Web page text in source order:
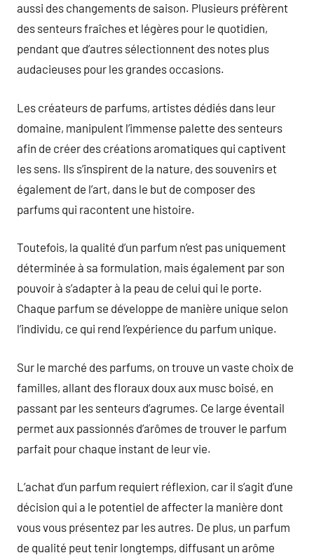
aussi des changements de saison. Plusieurs préfèrent
des senteurs fraîches et légères pour le quotidien,
pendant que d’autres sélectionnent des notes plus
audacieuses pour les grandes occasions.
Les créateurs de parfums, artistes dédiés dans leur
domaine, manipulent l’immense palette des senteurs
afin de créer des créations aromatiques qui captivent
les sens. Ils s’inspirent de la nature, des souvenirs et
également de l’art, dans le but de composer des
parfums qui racontent une histoire.
Toutefois, la qualité d’un parfum n’est pas uniquement
déterminée à sa formulation, mais également par son
pouvoir à s’adapter à la peau de celui qui le porte.
Chaque parfum se développe de manière unique selon
l’individu, ce qui rend l’expérience du parfum unique.
Sur le marché des parfums, on trouve un vaste choix de
familles, allant des floraux doux aux musc boisé, en
passant par les senteurs d’agrumes. Ce large éventail
permet aux passionnés d’arômes de trouver le parfum
parfait pour chaque instant de leur vie.
L’achat d’un parfum requiert réflexion, car il s’agit d’une
décision qui a le potentiel de affecter la manière dont
vous vous présentez par les autres. De plus, un parfum
de qualité peut tenir longtemps, diffusant un arôme